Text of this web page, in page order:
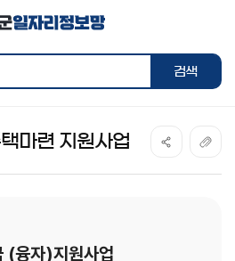
통합검색
검색하
마련 지원사업
(융자)지원사업